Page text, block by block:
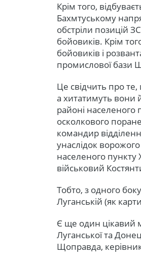
Крім того,
Бахмтуському
обстріли позицій
бойовиків. Крім
бойовиків і
промислової бази
Це свідчить про
а хитатимуть вони
районі населеного
осколкового
командир
унаслідок
населеного пункту
військовий
Тобто, з одного
Луганській (як
Є ще один цікавий
Луганської та
Щоправда,